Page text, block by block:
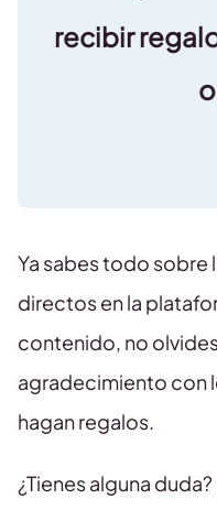
recibir
Ya sabes todo sobre
directos en la
contenido, no
agradecimiento con
hagan regalos.
¿Tienes alguna